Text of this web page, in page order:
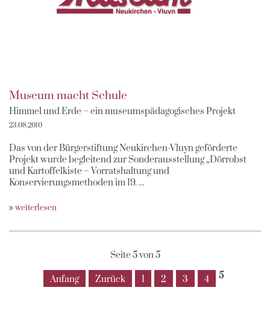
Museum macht Schule
Himmel und Erde – ein museumspädagogisches Projekt
23.08.2010
Das von der Bürgerstiftung Neukirchen-Vluyn geförderte
Projekt wurde begleitend zur Sonderausstellung „Dörrobst
und Kartoffelkiste – Vorratshaltung und
Konservierungsmethoden im 19. ...
weiterlesen
Seite 5 von 5
Anfang Zurück 1 2 3 4 5